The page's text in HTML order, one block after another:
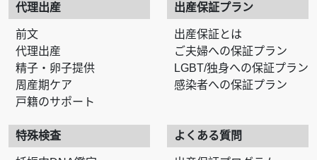
代理出産
前文
代理出産
精子・卵子提供
周産期ケア
戸籍のサポート
出産保証プラン
出産保証とは
ご夫婦への保証プラン
LGBT/独身への保証プラン
感染者への保証プラン
特殊検査 よくある質問